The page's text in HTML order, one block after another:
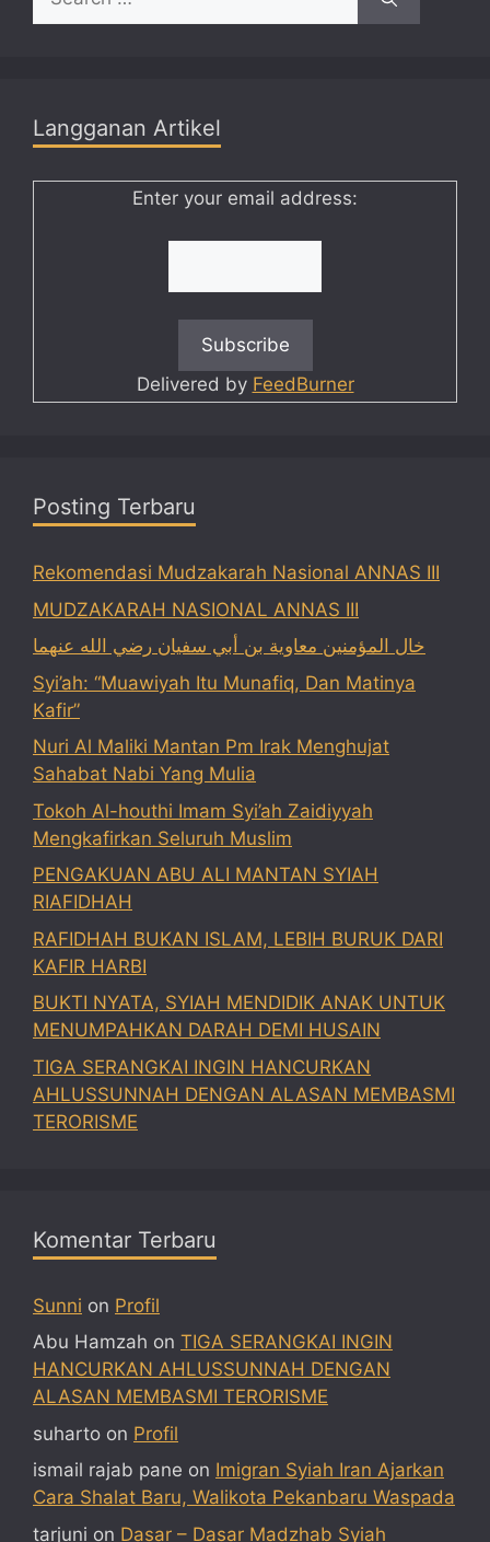
for:
Langganan Artikel
Enter your email address:
Delivered by FeedBurner
Posting Terbaru
Rekomendasi Mudzakarah Nasional ANNAS III
MUDZAKARAH NASIONAL ANNAS III
خال المؤمنين معاوية بن أبي سفيان رضي الله عنهما
Syi’ah: “Muawiyah Itu Munafiq, Dan Matinya
Kafir”
Nuri Al Maliki Mantan Pm Irak Menghujat
Sahabat Nabi Yang Mulia
Tokoh Al-houthi Imam Syi’ah Zaidiyyah
Mengkafirkan Seluruh Muslim
PENGAKUAN ABU ALI MANTAN SYIAH
RIAFIDHAH
RAFIDHAH BUKAN ISLAM, LEBIH BURUK DARI
KAFIR HARBI
BUKTI NYATA, SYIAH MENDIDIK ANAK UNTUK
MENUMPAHKAN DARAH DEMI HUSAIN
TIGA SERANGKAI INGIN HANCURKAN
AHLUSSUNNAH DENGAN ALASAN MEMBASMI
TERORISME
Komentar Terbaru
Sunni on Profil
Abu Hamzah on TIGA SERANGKAI INGIN
HANCURKAN AHLUSSUNNAH DENGAN
ALASAN MEMBASMI TERORISME
suharto on Profil
ismail rajab pane on Imigran Syiah Iran Ajarkan
Cara Shalat Baru, Walikota Pekanbaru Waspada
tarjuni on Dasar – Dasar Madzhab Syiah